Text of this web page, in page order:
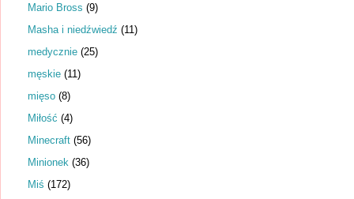
Mario Bross (9)
Masha i niedźwiedź (11)
medycznie (25)
męskie (11)
mięso (8)
Miłość (4)
Minecraft (56)
Minionek (36)
Miś (172)